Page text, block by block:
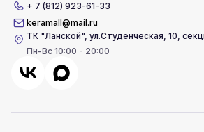
+ 7 (812) 923-61-33
keramall@mail.ru
ТК "Ланской",ул.Студенческая, 10,
Пн-Вс 10:00 - 20:00